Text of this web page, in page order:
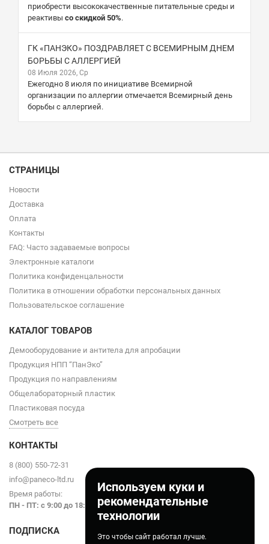
Используем куки и
рекомендательные
технологии
Это чтобы сайт работал лучше.
приобрести высококачественные питательные среды и
реактивы со скидкой 50%.
ГК «ПАНЭКО» ПОЗДРАВЛЯЕТ С ВСЕМИРНЫМ ДНЕМ
БОРЬБЫ С АЛЛЕРГИЕЙ
08 Июля 2026, Ср
Ежегодно 8 июля по инициативе Всемирной
организации по аллергии отмечается Всемирный день
борьбы с аллергией.
СТРАНИЦЫ
Новости
Доставка
Оплата
Контакты
FAQ: Часто задаваемые вопросы
Электронные каталоги
Политика конфиденцальности
Политика в отношении обработки персональных данных
Пользовательское соглашение
КАТАЛОГ ТОВАРОВ
Демооборудование и антитела для апробации
Продукция НПП “ПанЭко”
Продукция по направлениям
Общелабораторный пластик
Пластиковая посуда
Смотреть все
КОНТАКТЫ
8 (800) 550-72-31
info@paneco-ltd.ru
Время работы:
ПН - ПТ: с 9:00 до 18:00
ПОДПИСКА